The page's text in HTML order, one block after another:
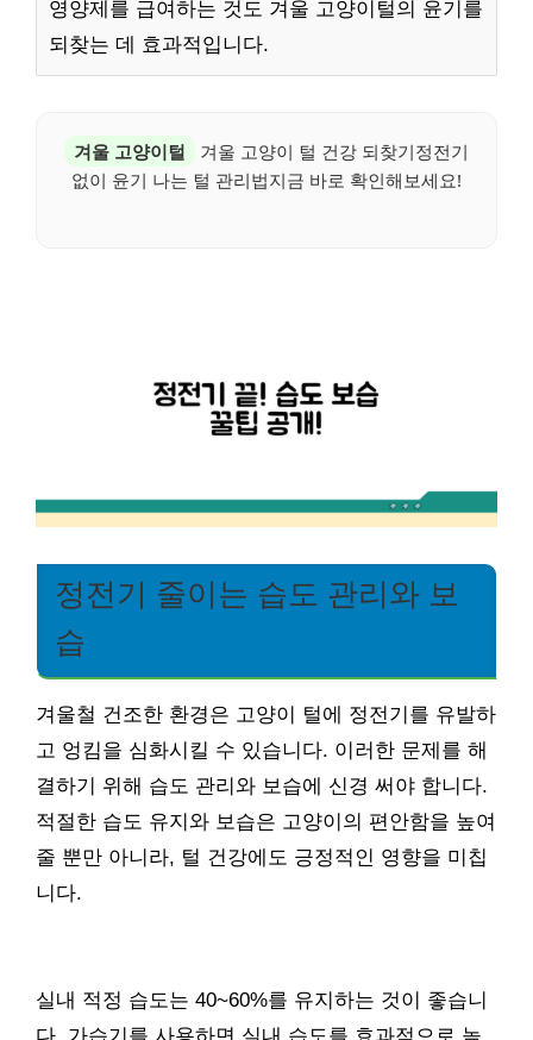
영양제를 급여하는 것도 겨울 고양이털의 윤기를
되찾는 데 효과적입니다.
겨울 고양이털
겨울 고양이 털 건강 되찾기정전기
없이 윤기 나는 털 관리법지금 바로 확인해보세요!
정전기 줄이는 습도 관리와 보
습
겨울철 건조한 환경은 고양이 털에 정전기를 유발하
고 엉킴을 심화시킬 수 있습니다. 이러한 문제를 해
결하기 위해 습도 관리와 보습에 신경 써야 합니다.
적절한 습도 유지와 보습은 고양이의 편안함을 높여
줄 뿐만 아니라, 털 건강에도 긍정적인 영향을 미칩
니다.
실내 적정 습도는 40~60%를 유지하는 것이 좋습니